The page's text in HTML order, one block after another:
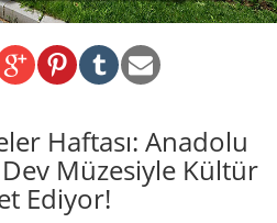
Haftası: Anadolu
Müzesiyle Kültür
Ediyor!